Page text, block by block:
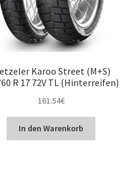
Karoo Street (M+S)
R 17 72V TL (Hinterreifen)
161.54€
In den Warenkorb